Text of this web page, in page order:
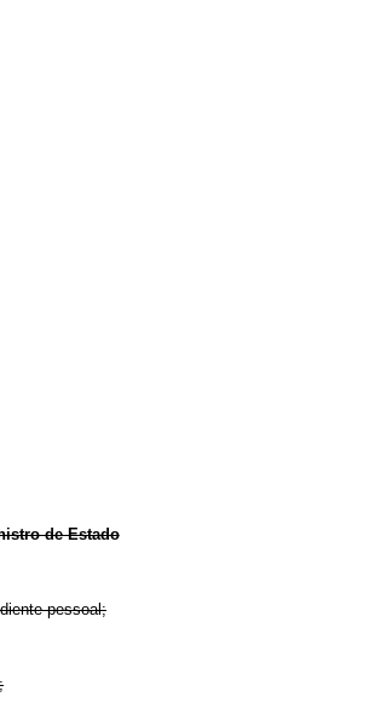
de Estado
pessoal;